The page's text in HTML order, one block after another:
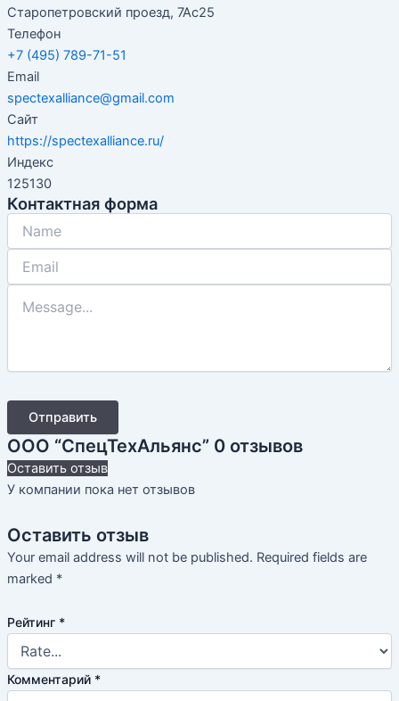
Старопетровский проезд, 7Ас25
Телефон
+7 (495) 789-71-51
Email
spectexalliance@gmail.com
Сайт
https://spectexalliance.ru/
Индекс
125130
Контактная форма
Отправить
ООО “СпецТехАльянс” 0 отзывов
Оставить отзыв
У компании пока нет отзывов
Оставить отзыв
Your email address will not be published. Required fields are
marked *
Рейтинг *
Комментарий *